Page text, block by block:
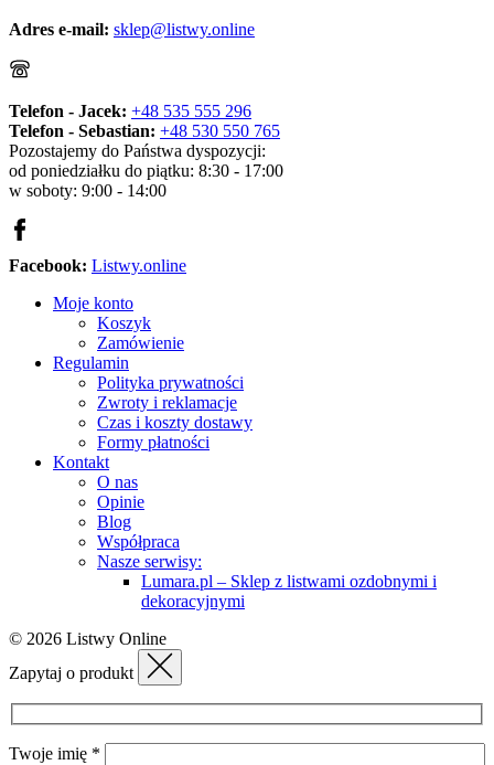
Adres e-mail: sklep@listwy.online
Telefon - Jacek: +48 535 555 296
Telefon - Sebastian: +48 530 550 765
Pozostajemy do Państwa dyspozycji:
od poniedziałku do piątku: 8:30 - 17:00
w soboty: 9:00 - 14:00
Facebook: Listwy.online
Moje konto
Koszyk
Zamówienie
Regulamin
Polityka prywatności
Zwroty i reklamacje
Czas i koszty dostawy
Formy płatności
Kontakt
O nas
Opinie
Blog
Współpraca
Nasze serwisy:
Lumara.pl – Sklep z listwami ozdobnymi i
dekoracyjnymi
© 2026 Listwy Online
Zapytaj o produkt
Twoje imię *